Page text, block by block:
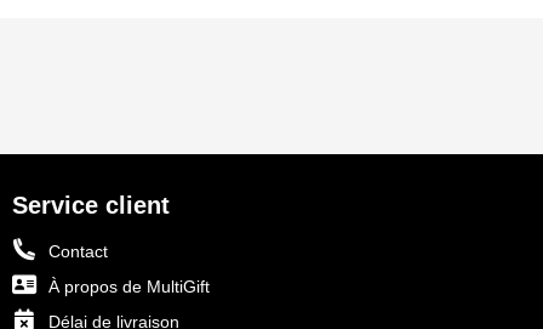
Service client
Contact
À propos de MultiGift
Délai de livraison